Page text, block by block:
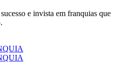
e invista em franquias que